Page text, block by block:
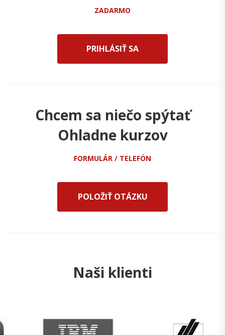
ZADARMO
PRIHLÁSIŤ SA
Chcem sa niečo spýtať
Ohladne kurzov
FORMULÁR / TELEFÓN
POLOŽIŤ OTÁZKU
Naši klienti